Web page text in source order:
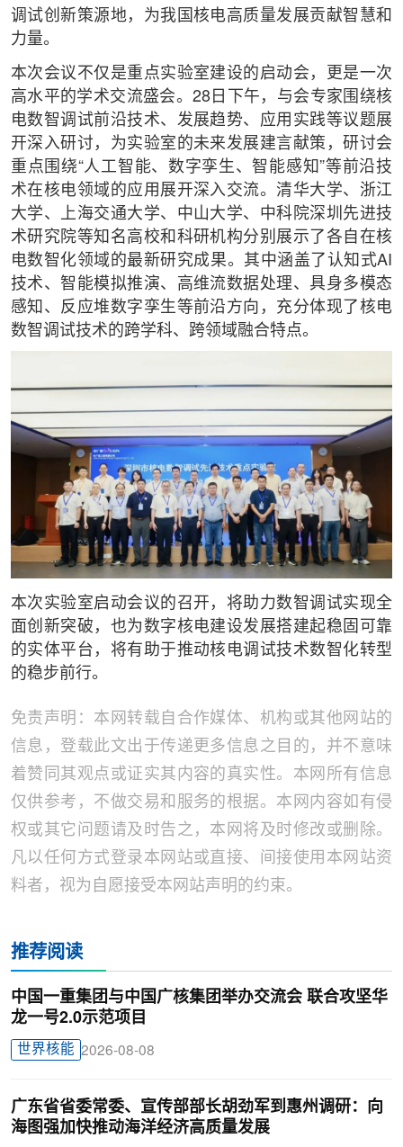
调试创新策源地，为我国核电高质量发展贡献智慧和
力量。
本次会议不仅是重点实验室建设的启动会，更是一次
高水平的学术交流盛会。28日下午，与会专家围绕核
电数智调试前沿技术、发展趋势、应用实践等议题展
开深入研讨，为实验室的未来发展建言献策，研讨会
重点围绕“人工智能、数字孪生、智能感知”等前沿技
术在核电领域的应用展开深入交流。清华大学、浙江
大学、上海交通大学、中山大学、中科院深圳先进技
术研究院等知名高校和科研机构分别展示了各自在核
电数智化领域的最新研究成果。其中涵盖了认知式AI
技术、智能模拟推演、高维流数据处理、具身多模态
感知、反应堆数字孪生等前沿方向，充分体现了核电
数智调试技术的跨学科、跨领域融合特点。
本次实验室启动会议的召开，将助力数智调试实现全
面创新突破，也为数字核电建设发展搭建起稳固可靠
的实体平台，将有助于推动核电调试技术数智化转型
的稳步前行。
免责声明：本网转载自合作媒体、机构或其他网站的
信息，登载此文出于传递更多信息之目的，并不意味
着赞同其观点或证实其内容的真实性。本网所有信息
仅供参考，不做交易和服务的根据。本网内容如有侵
权或其它问题请及时告之，本网将及时修改或删除。
凡以任何方式登录本网站或直接、间接使用本网站资
料者，视为自愿接受本网站声明的约束。
推荐阅读
中国一重集团与中国广核集团举办交流会 联合攻坚华
龙一号2.0示范项目
世界核能 2026-08-08
广东省省委常委、宣传部部长胡劲军到惠州调研：向
海图强加快推动海洋经济高质量发展